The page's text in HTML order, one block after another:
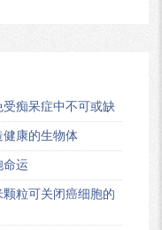
痴呆症中不可或缺
康的生物体
命运
粒可关闭癌细胞的